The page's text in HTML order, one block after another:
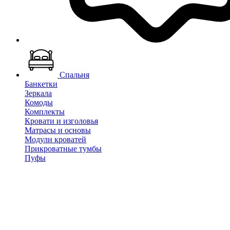
Спальня
Банкетки
Зеркала
Комоды
Комплекты
Кровати и изголовья
Матрасы и основы
Модули кроватей
Прикроватные тумбы
Пуфы